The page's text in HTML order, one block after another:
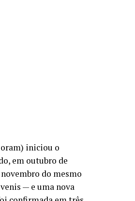
iniciou o
em outubro de
do mesmo
— e uma nova